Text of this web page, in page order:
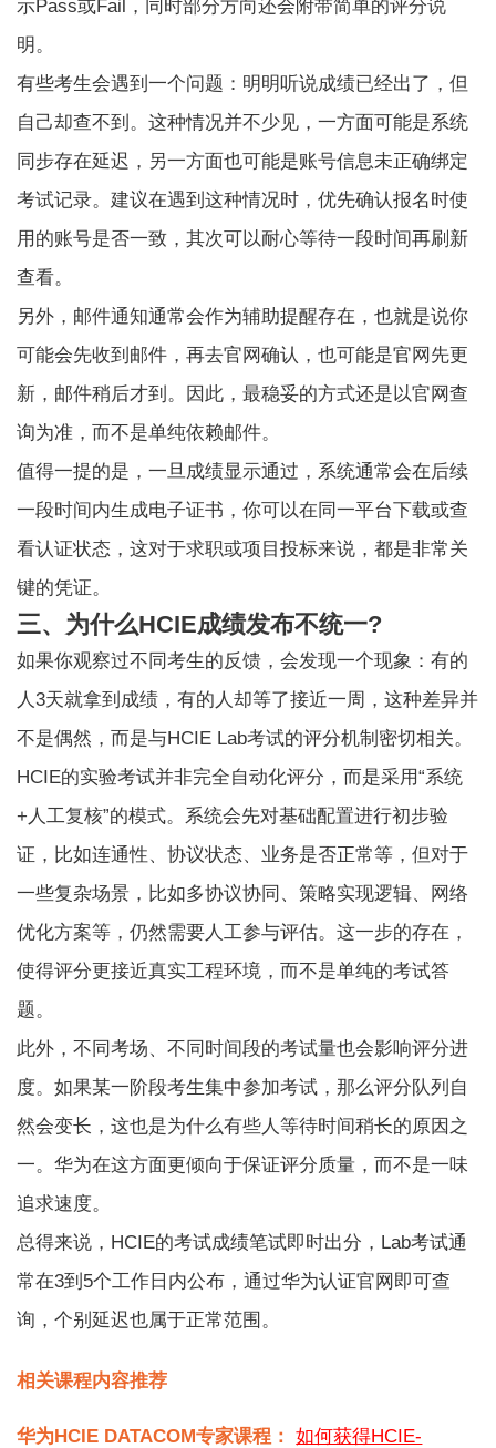
示Pass或Fail，同时部分方向还会附带简单的评分说
明。
有些考生会遇到一个问题：明明听说成绩已经出了，但
自己却查不到。这种情况并不少见，一方面可能是系统
同步存在延迟，另一方面也可能是账号信息未正确绑定
考试记录。建议在遇到这种情况时，优先确认报名时使
用的账号是否一致，其次可以耐心等待一段时间再刷新
查看。
另外，邮件通知通常会作为辅助提醒存在，也就是说你
可能会先收到邮件，再去官网确认，也可能是官网先更
新，邮件稍后才到。因此，最稳妥的方式还是以官网查
询为准，而不是单纯依赖邮件。
值得一提的是，一旦成绩显示通过，系统通常会在后续
一段时间内生成电子证书，你可以在同一平台下载或查
看认证状态，这对于求职或项目投标来说，都是非常关
键的凭证。
三、为什么HCIE成绩发布不统一?
如果你观察过不同考生的反馈，会发现一个现象：有的
人3天就拿到成绩，有的人却等了接近一周，这种差异并
不是偶然，而是与HCIE Lab考试的评分机制密切相关。
HCIE的实验考试并非完全自动化评分，而是采用“系统
+人工复核”的模式。系统会先对基础配置进行初步验
证，比如连通性、协议状态、业务是否正常等，但对于
一些复杂场景，比如多协议协同、策略实现逻辑、网络
优化方案等，仍然需要人工参与评估。这一步的存在，
使得评分更接近真实工程环境，而不是单纯的考试答
题。
此外，不同考场、不同时间段的考试量也会影响评分进
度。如果某一阶段考生集中参加考试，那么评分队列自
然会变长，这也是为什么有些人等待时间稍长的原因之
一。华为在这方面更倾向于保证评分质量，而不是一味
追求速度。
总得来说，HCIE的考试成绩笔试即时出分，Lab考试通
常在3到5个工作日内公布，通过华为认证官网即可查
询，个别延迟也属于正常范围。
相关课程内容推荐
华为HCIE DATACOM专家课程：
如何获得HCIE-